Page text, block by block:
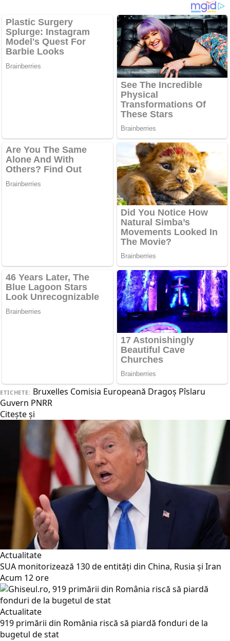
ETICHETE: Bruxelles Comisia Europeană Dragoş Pîslaru
Guvern PNRR
Citește și
Actualitate
SUA monitorizează 130 de entități din China, Rusia și Iran
Acum 12 ore
Actualitate
919 primării din România riscă să piardă fonduri de la
bugetul de stat